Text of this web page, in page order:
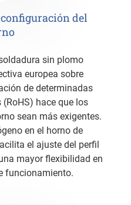
del
europea sobre
de determinadas
hace que los
sean más exigentes.
en el horno de
el ajuste del perfil
mayor flexibilidad en
funcionamiento.